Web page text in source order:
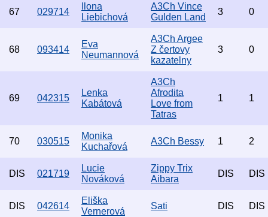
67 029714
Ilona
Liebichová
A3Ch Vince
Gulden Land
3 0
68 093414
Eva
Neumannová
A3Ch Argee
Z čertovy
kazatelny
3 0
69 042315
Lenka
Kabátová
A3Ch
Afrodita
Love from
Tatras
1 1
70 030515
Monika
Kuchařová
A3Ch Bessy 1 2
DIS 021719
Lucie
Nováková
Zippy Trix
Aibara
DIS DIS
DIS 042614
Eliška
Vernerová
Sati DIS DIS